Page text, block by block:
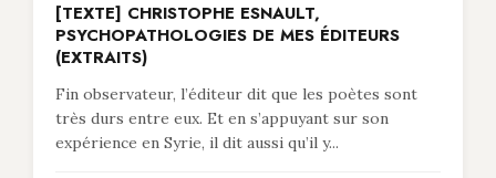
[TEXTE] CHRISTOPHE ESNAULT,
PSYCHOPATHOLOGIES DE MES ÉDITEURS
(EXTRAITS)
Fin observateur, l’éditeur dit que les poètes sont
très durs entre eux. Et en s’appuyant sur son
expérience en Syrie, il dit aussi qu’il y...